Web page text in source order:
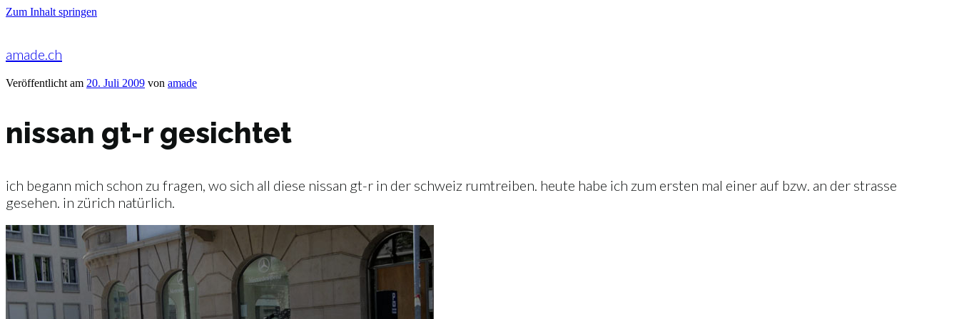
Zum Inhalt springen
amade.ch
Veröffentlicht am 20. Juli 2009 von amade
nissan gt-r gesichtet
ich begann mich schon zu fragen, wo sich all diese nissan gt-r in der schweiz rumtreiben. heute habe ich zum ersten mal einer auf bzw. an der strasse
gesehen. in zürich natürlich.